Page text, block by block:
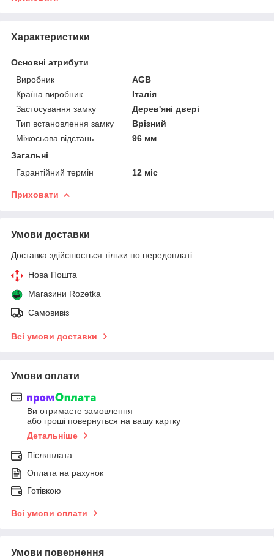
Характеристики
Основні атрибути
Виробник
AGB
Країна виробник
Італія
Застосування замку
Дерев'яні двері
Тип встановлення замку
Врізний
Міжосьова відстань
96 мм
Загальні
Гарантійний термін
12 міс
Приховати
Умови доставки
Доставка здійснюється тільки по передоплаті.
Нова Пошта
Магазини Rozetka
Самовивіз
Всі умови доставки
Умови оплати
Ви отримаєте замовлення
або гроші повернуться на вашу картку
Детальніше
Післяплата
Оплата на рахунок
Готівкою
Всі умови оплати
Умови повернення